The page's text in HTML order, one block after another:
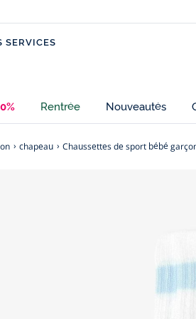
SERVICES
Rentrée Nouveautés
chapeau Chaussettes de sport bébé